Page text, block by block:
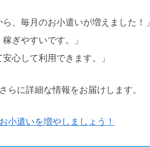
、毎月のお小遣いが増えました！」
ぎやすいです。」
心して利用できます。」
らに詳細な情報をお届けします。
小遣いを増やしましょう！